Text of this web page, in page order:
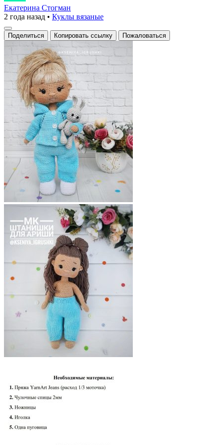
вязаный
мир
оживает
Екатерина Стогман
2 года назад • Куклы вязаные
Поделиться Копировать ссылку Пожаловаться